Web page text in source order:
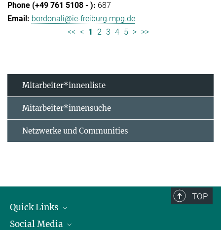
687
bordonali@ie-freiburg.mpg.de
<< < 1 2 3 4 5 > >>
Mitarbeiter*innenliste
Mitarbeiter*innensuche
Netzwerke und Communities
TOP
Quick Links
Forschungsgruppen
Social Media